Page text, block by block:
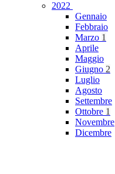
2022
Gennaio
Febbraio
Marzo 1
Aprile
Maggio
Giugno 2
Luglio
Agosto
Settembre
Ottobre 1
Novembre
Dicembre